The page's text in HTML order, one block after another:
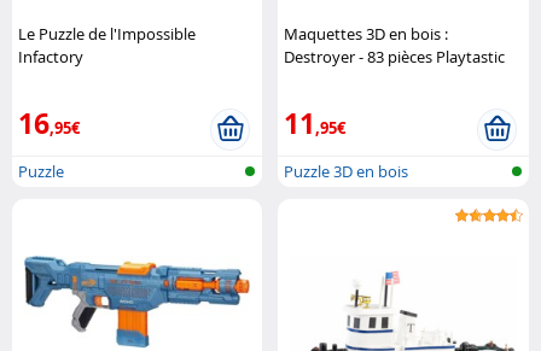
Le Puzzle de l'Impossible
Infactory
16,95€
Puzzle
Maquettes 3D en bois :
Destroyer - 83 pièces Playtastic
11,95€
Puzzle 3D en bois